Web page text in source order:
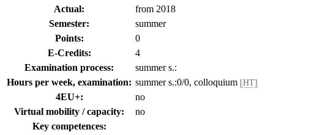
Actual:
from 2018
Semester:
summer
Points:
0
E-Credits:
4
Examination process:
summer s.:
Hours per week, examination: summer s.:0/0, colloquium [HT]
4EU+:
no
Virtual mobility / capacity:
no
Key competences: